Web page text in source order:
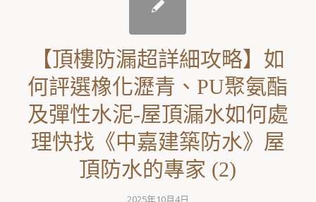
【頂樓防漏超詳細攻略】如
何評選橡化瀝青、PU聚氨酯
及彈性水泥-屋頂漏水如何處
理快找《中嘉建築防水》屋
頂防水的專家 (2)
2025年10月4日